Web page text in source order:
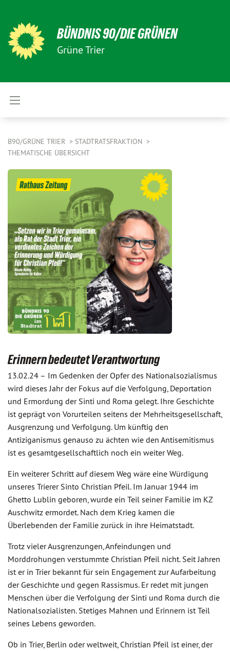
BÜNDNIS 90/DIE GRÜNEN
Grüne Trier
B90/GRÜNE TRIER
STADTRATSFRAKTION
THEMATISCHE ÜBERSICHT
Erinnern bedeutet Verantwortung
13.02.24 – Im Gedenken der Opfer des Nationalsozialismus
wird dieses Jahr der Fokus auf die Verfolgung, Deportation
und Ermordung der Sinti und Roma gelegt. Ihre Geschichte
ist geprägt von Vorurteilen seitens der Mehrheitsgesellschaft,
Ausgrenzung und Verfolgung. Um künftig den
Antiziganismus genauso zu ächten wie den Antisemitismus
ist es gesamtgesellschaftlich noch ein weiter Weg.
Ein weiterer Schritt auf diesem Weg wäre eine Würdigung
unseres Trierer Sinto Christian Pfeil. Im Januar 1944 im
Ghetto Lublin geboren, wurde ein Teil seiner Familie im KZ
Auschwitz ermordet. Nach dem Krieg kamen die
Überlebenden der Familie zurück in ihre Heimatstadt.
Trotz vieler Ausgrenzungen, Anfeindungen und
Morddrohungen verstummte Christian Pfeil nicht. Seit Jahren
ist er in Trier bekannt für sein Engagement zur Aufarbeitung
der Geschichte und gegen Rassismus. Er redet mit jungen
Menschen über die Verfolgung der Sinti und Roma durch die
Nationalsozialisten. Stetiges Mahnen und Erinnern ist Teil
seines Lebens geworden.
Ob in Trier, Berlin oder weltweit, Christian Pfeil ist einer, der